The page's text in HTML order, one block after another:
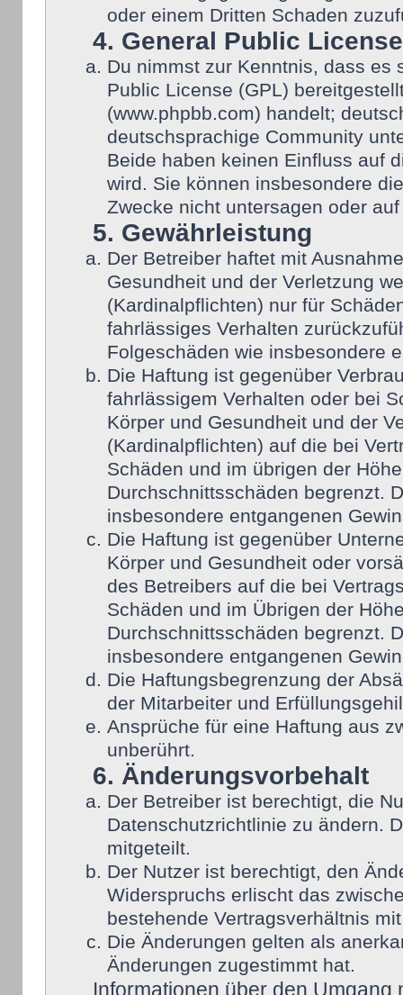
oder einem Dritten Schaden
4. General Public License
Du nimmst zur Kenntnis, dass es
Public License (GPL)
(www.phpbb.com) handelt;
deutschsprachige Community
Beide haben keinen Einfluss auf
wird. Sie können insbesondere
Zwecke nicht untersagen oder
5. Gewährleistung
Der Betreiber haftet mit
Gesundheit und der Verletzung
(Kardinalpflichten) nur für
fahrlässiges Verhalten
Folgeschäden wie insbesondere
Die Haftung ist gegenüber
fahrlässigem Verhalten oder bei
Körper und Gesundheit und der
(Kardinalpflichten) auf die bei
Schäden und im übrigen der
Durchschnittsschäden begrenzt.
insbesondere entgangenen
Die Haftung ist gegenüber
Körper und Gesundheit oder
des Betreibers auf die bei
Schäden und im Übrigen der
Durchschnittsschäden begrenzt.
insbesondere entgangenen
Die Haftungsbegrenzung der
der Mitarbeiter und
Ansprüche für eine Haftung aus
unberührt.
6. Änderungsvorbehalt
Der Betreiber ist berechtigt, die
Datenschutzrichtlinie zu ändern.
mitgeteilt.
Der Nutzer ist berechtigt, den
Widerspruchs erlischt das
bestehende Vertragsverhältnis
Die Änderungen gelten als
Änderungen zugestimmt hat.
Informationen über den